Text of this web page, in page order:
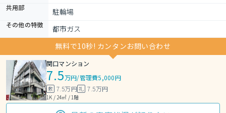
共用部 駐輪場
その他の特徴
都市ガス
無料で10秒! カンタンお問い合わせ
関口マンション
7.5万円/管理費5,000円
敷 7.5万円礼 7.5万円
1K / 24㎡ / 1階